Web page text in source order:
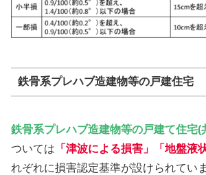
鉄骨系プレハブ造建物等の戸建住宅
鉄骨系プレハブ造建物等の戸建て住宅(
ついては 「津波による損害」「地盤液
れぞれに損害認定基準が設けられてい